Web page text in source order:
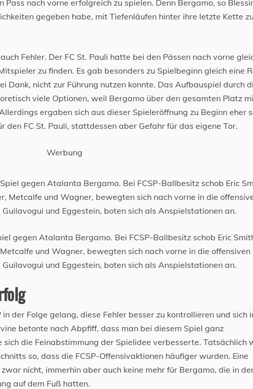
nach vorne erfolgreich zu spielen. Denn Bergamo, so
gegeben habe, mit Tiefenläufen hinter ihre letzte Kette zu
Fehler. Der FC St. Pauli hatte bei den Pässen nach vorne
zu finden. Es gab besonders zu Spielbeginn gleich eine
Dank, nicht zur Führung nutzen konnte. Das Aufbauspiel durch
viele Optionen, weil Bergamo über den gesamten Platz
ergaben sich aus dieser Spieleröffnung zu Beginn eher
den FC St. Pauli, stattdessen aber Gefahr für das eigene Tor.
Werbung
gegen Atalanta Bergamo. Bei FCSP-Ballbesitz schob Eric
und Wagner, bewegten sich nach vorne in die offensiven
und Eggestein, boten sich als Anspielstationen an.
der Folge gelang, diese Fehler besser zu kontrollieren und sich
betonte nach Abpfiff, dass man bei diesem Spiel ganz
die Feinabstimmung der Spielidee verbesserte. Tatsächlich
so, dass die FCSP-Offensivaktionen häufiger wurden. Eine
nicht, immerhin aber auch keine mehr für Bergamo, die in
auf dem Fuß hatten.